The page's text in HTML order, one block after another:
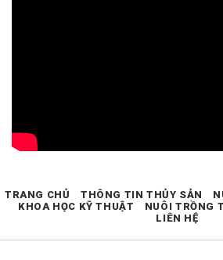
TRANG CHỦ THÔNG TIN THỦY SẢN
KHOA HỌC KỸ THUẬT
NUÔI TRỒNG
LIÊN HỆ